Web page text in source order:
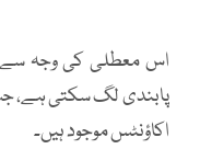
اس معطلی کی وجہ سے
اکاؤنٹس موجود ہیں۔